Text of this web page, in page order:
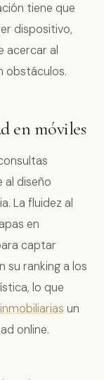
tiene que
dispositivo,
acercar al
obstáculos.
en móviles
al diseño
La fluidez al
en
captar
su ranking a los
lo que
un
online.